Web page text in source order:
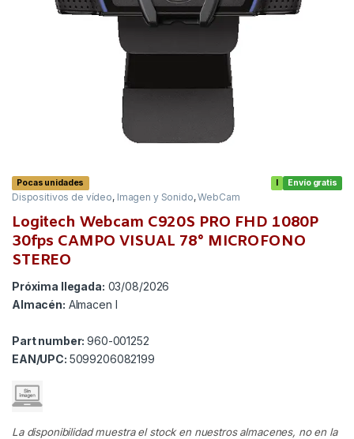
Envío gratis
Pocas unidades
Dispositivos de vídeo, Imagen y Sonido,WebCam
Logitech Webcam C920S PRO FHD 1080P
30fps CAMPO VISUAL 78° MICROFONO
STEREO
Próxima llegada: 03/08/2026
Almacén: Almacen I
Part number:960-001252
EAN/UPC: 5099206082199
La disponibilidad muestra el stock en nuestros almacenes, no en la